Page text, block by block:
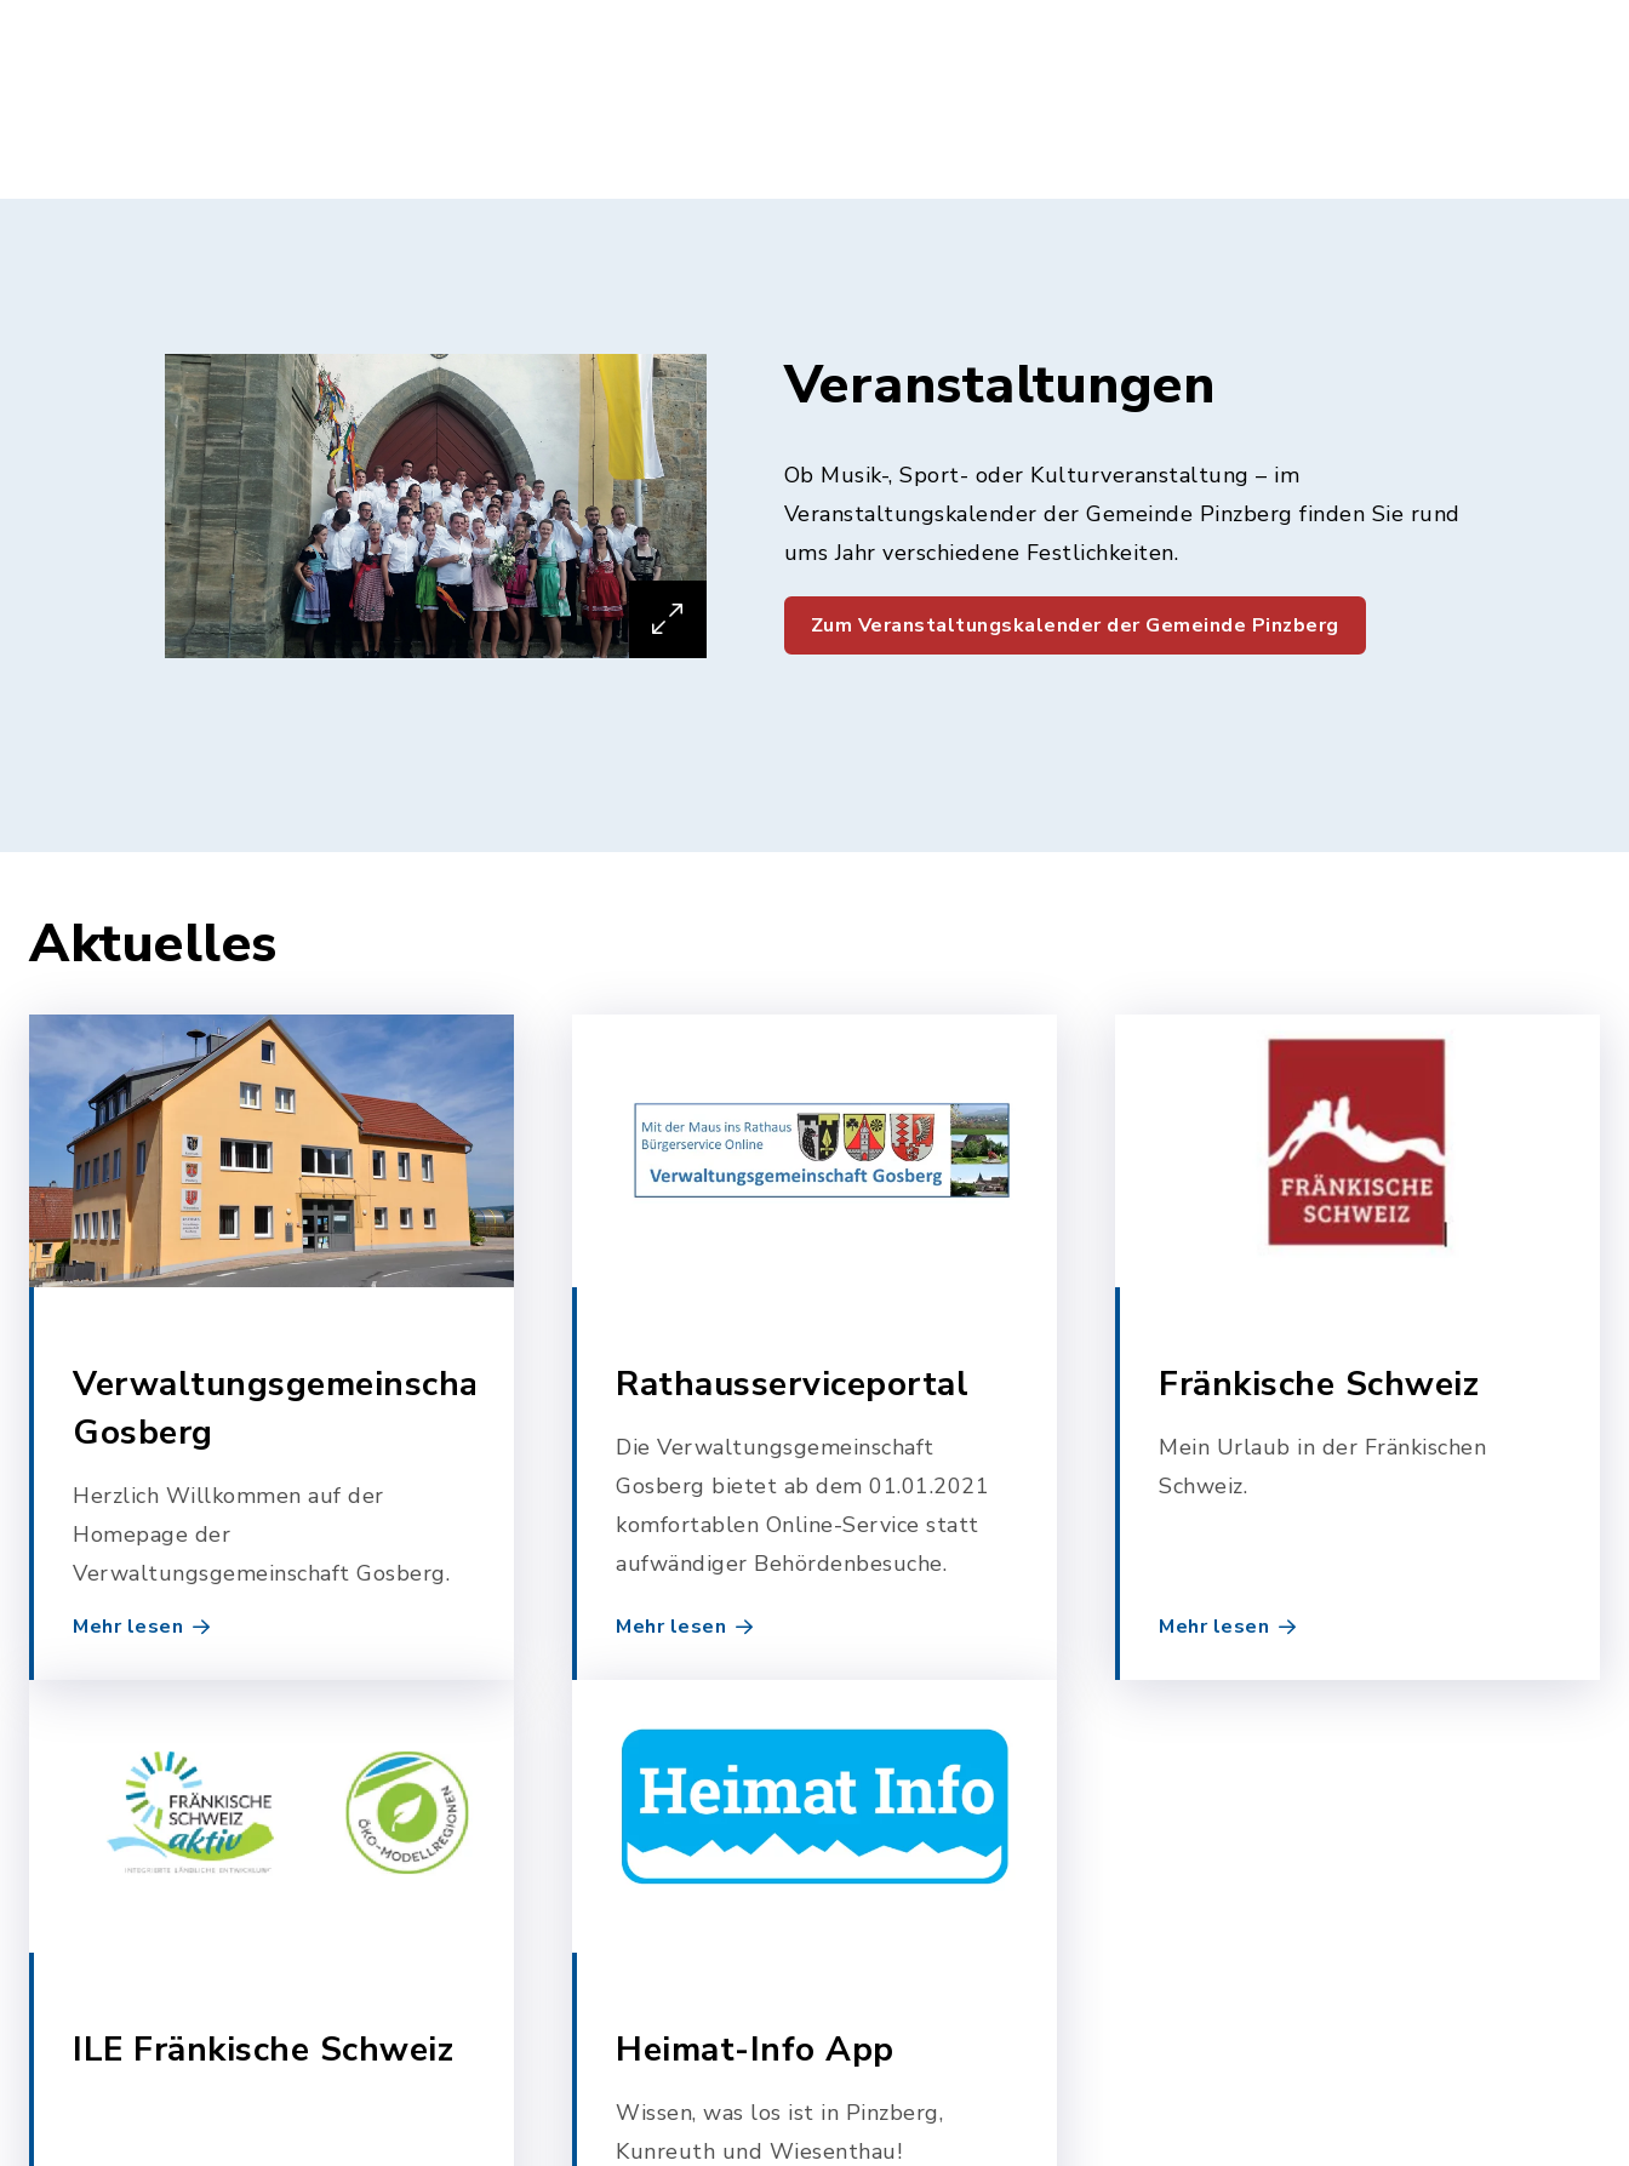
Veranstaltungen
Ob Musik-, Sport- oder Kulturveranstaltung – im
Veranstaltungskalender der Gemeinde Pinzberg finden Sie rund
ums Jahr verschiedene Festlichkeiten.
Zum Veranstaltungskalender der Gemeinde Pinzberg
Aktuelles
Verwaltungsgemeinschaft
Gosberg
Herzlich Willkommen auf der
Homepage der
Verwaltungsgemeinschaft Gosberg.
Mehr lesen
Rathausserviceportal
Die Verwaltungsgemeinschaft
Gosberg bietet ab dem 01.01.2021
komfortablen Online-Service statt
aufwändiger Behördenbesuche.
Mehr lesen
Fränkische Schweiz
Mein Urlaub in der Fränkischen
Schweiz.
Mehr lesen
ILE Fränkische Schweiz Heimat-Info App
Wissen, was los ist in Pinzberg,
Kunreuth und Wiesenthau!